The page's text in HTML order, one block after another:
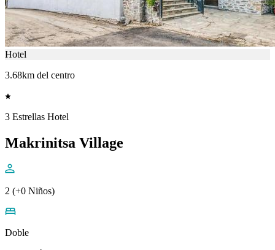
Hotel
3.68km del centro
3 Estrellas Hotel
Makrinitsa Village
2 (+0 Niños)
Doble